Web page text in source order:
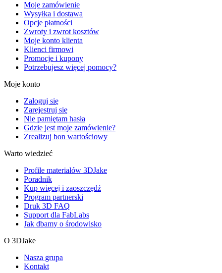
Moje zamówienie
Wysyłka i dostawa
Opcje płatności
Zwroty i zwrot kosztów
Moje konto klienta
Klienci firmowi
Promocje i kupony
Potrzebujesz więcej pomocy?
Moje konto
Zaloguj się
Zarejestruj się
Nie pamiętam hasła
Gdzie jest moje zamówienie?
Zrealizuj bon wartościowy
Warto wiedzieć
Profile materiałów 3DJake
Poradnik
Kup więcej i zaoszczędź
Program partnerski
Druk 3D FAQ
Support dla FabLabs
Jak dbamy o środowisko
O 3DJake
Nasza grupa
Kontakt